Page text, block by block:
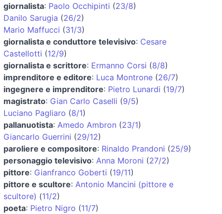
giornalista: Paolo Occhipinti (23/8)
Danilo Sarugia (26/2)
Mario Maffucci (31/3)
giornalista e conduttore televisivo: Cesare
Castellotti (12/9)
giornalista e scrittore: Ermanno Corsi (8/8)
imprenditore e editore: Luca Montrone (26/7)
ingegnere e imprenditore: Pietro Lunardi (19/7)
magistrato: Gian Carlo Caselli (9/5)
Luciano Pagliaro (8/1)
pallanuotista: Amedo Ambron (23/1)
Giancarlo Guerrini (29/12)
paroliere e compositore: Rinaldo Prandoni (25/9)
personaggio televisivo: Anna Moroni (27/2)
pittore: Gianfranco Goberti (19/11)
pittore e scultore: Antonio Mancini (pittore e
scultore) (11/2)
poeta: Pietro Nigro (11/7)